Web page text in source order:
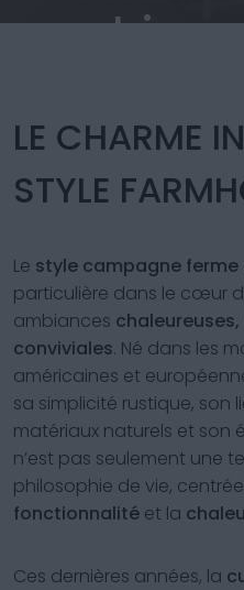
LE CHARME
STYLE
Le style campagne ferme
particulière dans le cœur
ambiances
conviviales. Né dans les
américaines et
sa simplicité rustique, son
matériaux naturels et son
n’est pas seulement une
philosophie de vie,
fonctionnalité et la
Ces dernières années, la